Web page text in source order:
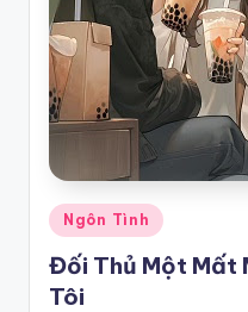
Posted
in
Ngôn Tình
Đối Thủ Một Mất
Tôi